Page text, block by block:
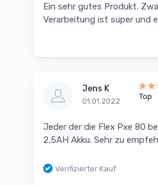
Ein sehr gutes Produkt.
Verarbeitung ist super und
Jens K
01.01.2022
Top
Jeder der die Flex Pxe 80
2,5AH Akku. Sehr zu
Verifizierter Kauf